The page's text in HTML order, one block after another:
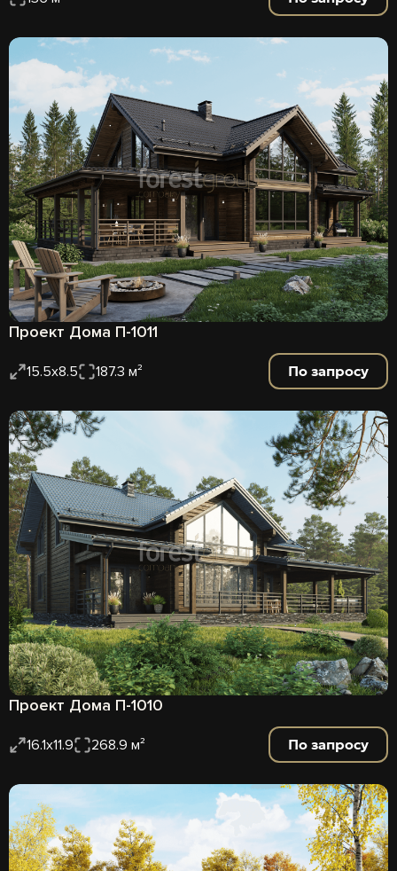
Проект Дома П-1011
15.5x8.5 187.3 м² По запросу
Проект Дома П-1010
16.1x11.9 268.9 м² По запросу